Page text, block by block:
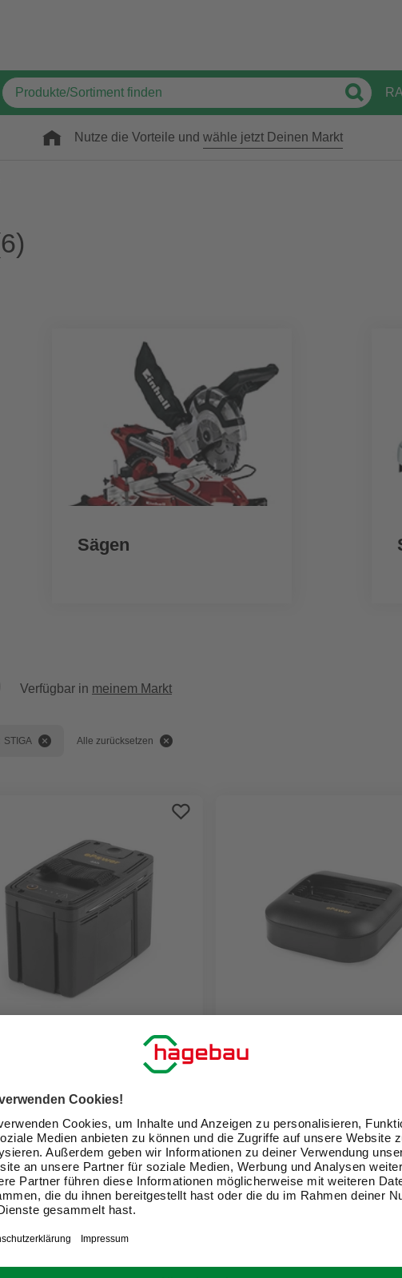
Nutze die Vorteile und wähle jetzt Deinen Markt
Sägen
Verfügbar in meinem Markt
STIGA Alle zurücksetzen
»Serie 500«, 48 Volt, 4 Ah
€
im Markt prüfen
18.08. - 20.08.
STIGA
59,99 €
Verfügbarkeit im Markt prüfen
Online ausverkauft